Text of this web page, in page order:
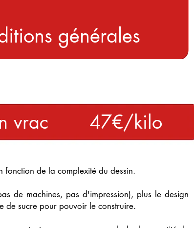
générales
vrac 47€/kilo
fonction de la complexité du dessin.
de machines, pas d'impression), plus le design
de sucre pour pouvoir le construire.